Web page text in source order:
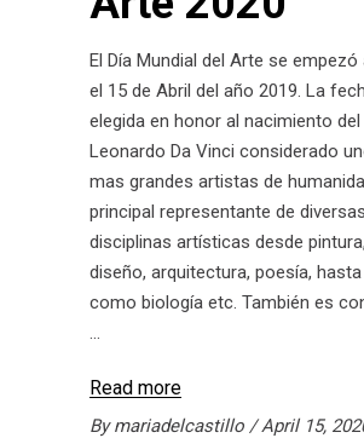
El Día Mundial del Arte se empezó
el 15 de Abril del año 2019. La
elegida en honor al nacimiento
Leonardo Da Vinci considerado
mas grandes artistas de
principal representante de diversas
disciplinas artísticas desde
diseño, arquitectura, poesía,
como biología etc. También es
Read more
Bymariadelcastillo
April 15,